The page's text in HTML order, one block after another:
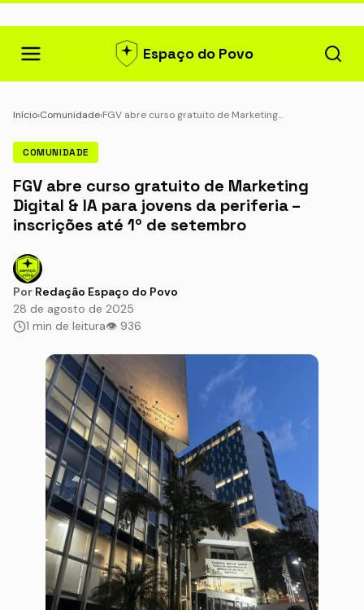
Espaço do Povo
Início›Comunidade›FGV abre curso gratuito de Marketing…
COMUNIDADE
FGV abre curso gratuito de Marketing
Digital & IA para jovens da periferia –
inscrições até 1º de setembro
Por Redação Espaço do Povo
28 de agosto de 2025
1 min de leitura👁 936